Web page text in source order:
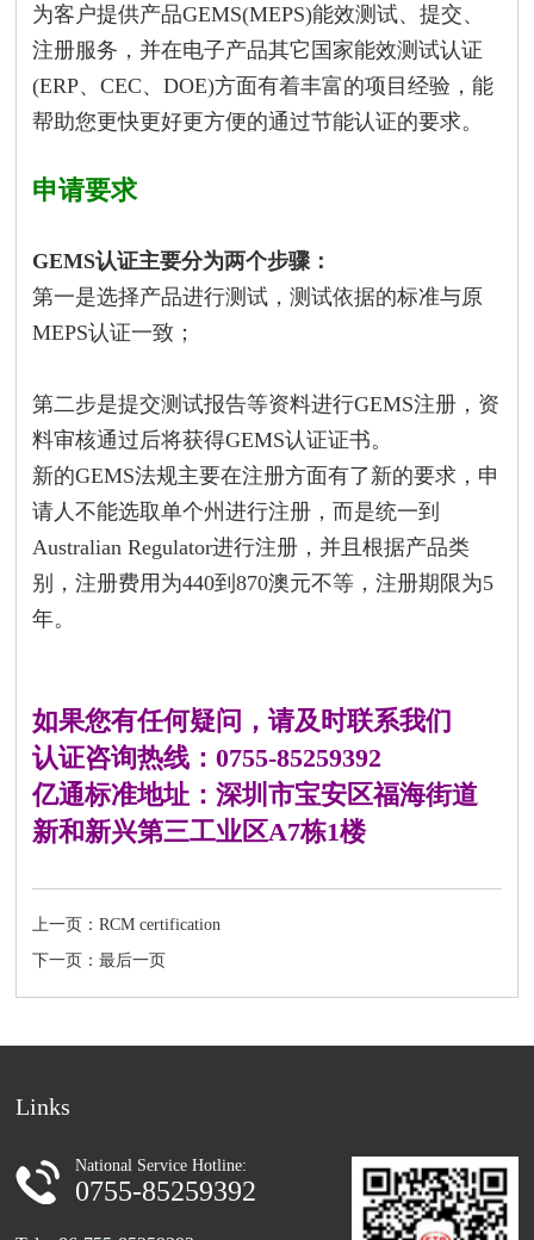
为客户提供产品GEMS(MEPS)能效测试、提交、
注册服务，并在电子产品其它国家能效测试认证
(ERP、CEC、DOE)方面有着丰富的项目经验，能
帮助您更快更好更方便的通过节能认证的要求。
申请要求
GEMS认证主要分为两个步骤：
第一是选择产品进行测试，测试依据的标准与原
MEPS认证一致；
第二步是提交测试报告等资料进行GEMS注册，资
料审核通过后将获得GEMS认证证书。
新的GEMS法规主要在注册方面有了新的要求，申
请人不能选取单个州进行注册，而是统一到
Australian Regulator进行注册，并且根据产品类
别，注册费用为440到870澳元不等，注册期限为5
年。
如果您有任何疑问，请及时联系我们
认证咨询热线：0755-85259392
亿通标准地址：深圳市宝安区福海街道
新和新兴第三工业区A7栋1楼
上一页：RCM certification
下一页：最后一页
Links
National Service Hotline:
0755-85259392